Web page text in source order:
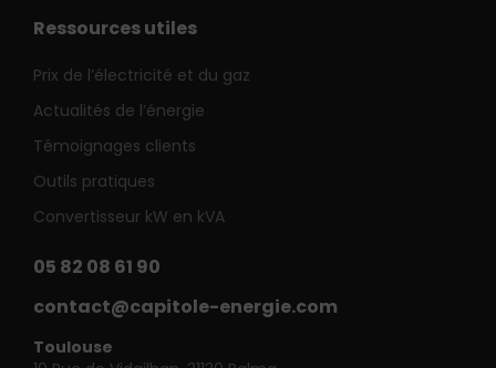
Ressources utiles
Prix de l’électricité et du gaz
Actualités de l’énergie
Témoignages clients
Outils pratiques
Convertisseur kW en kVA
05 82 08 61 90
contact@capitole-energie.com
Toulouse